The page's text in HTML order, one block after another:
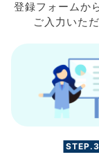
登録フォームか
ご入力 いた
STEP.3